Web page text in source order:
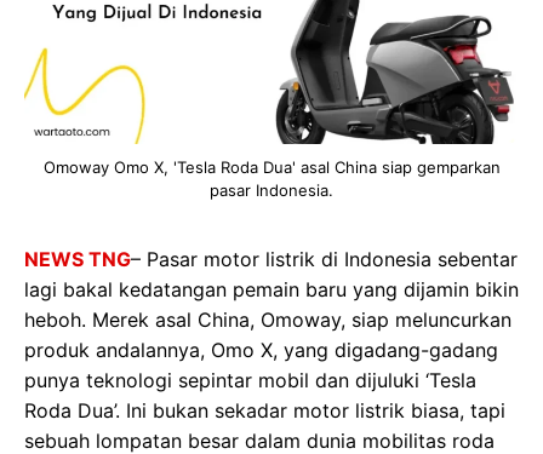
Omoway Omo X, 'Tesla Roda Dua' asal China siap gemparkan
pasar Indonesia.
NEWS TNG– Pasar motor listrik di Indonesia sebentar
lagi bakal kedatangan pemain baru yang dijamin bikin
heboh. Merek asal China, Omoway, siap meluncurkan
produk andalannya, Omo X, yang digadang-gadang
punya teknologi sepintar mobil dan dijuluki ‘Tesla
Roda Dua’. Ini bukan sekadar motor listrik biasa, tapi
sebuah lompatan besar dalam dunia mobilitas roda